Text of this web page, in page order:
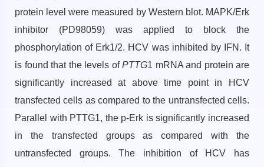
protein level were measured by Western blot. MAPK/Erk
inhibitor (PD98059) was applied to block the
phosphorylation of Erk1/2. HCV was inhibited by IFN. It
is found that the levels ofPTTG1 mRNA and protein are
significantly increased at above time point in HCV
transfected cells as compared to the untransfected cells.
Parallel with PTTG1, the p-Erk is significantly increased
in the transfected groups as compared with the
untransfected groups. The inhibition of HCV has